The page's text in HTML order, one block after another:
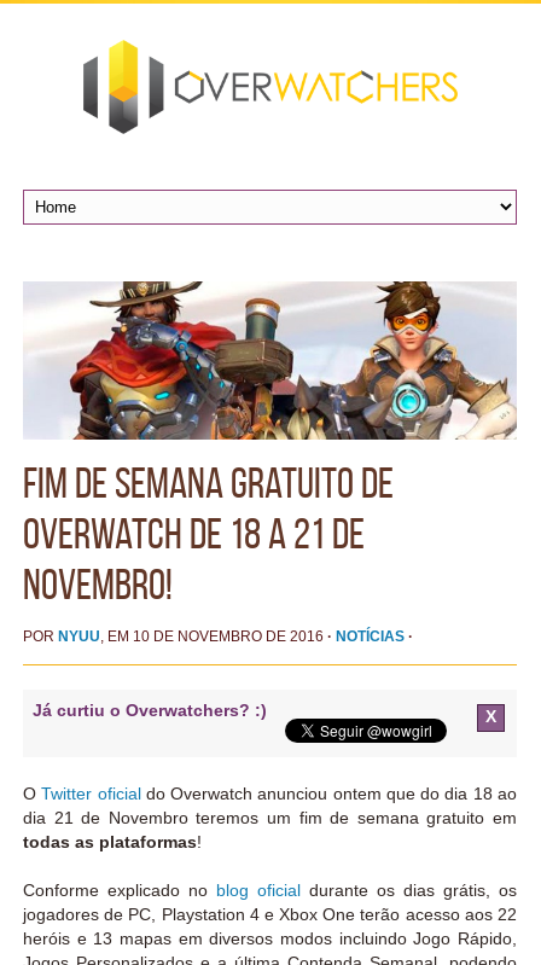
Fim de semana gratuito de
Overwatch de 18 a 21 de
Novembro!
POR NYUU, EM 10 DE NOVEMBRO DE 2016 · NOTÍCIAS ·
Já curtiu o Overwatchers? :) X
OTwitter oficialdo Overwatch anunciou ontem que do dia 18 ao
dia 21 de Novembro teremos um fim de semana gratuito em
todas as plataformas!
Conforme explicado no blog oficial durante os dias grátis, os
jogadores de PC, Playstation 4 e Xbox One terão acesso aos 22
heróis e 13 mapas em diversos modos incluindo Jogo Rápido,